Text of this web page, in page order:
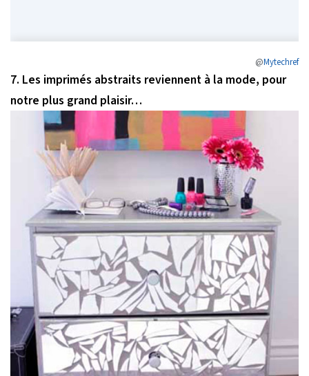
@Mytechref
7. Les imprimés abstraits reviennent à la mode, pour
notre plus grand plaisir…